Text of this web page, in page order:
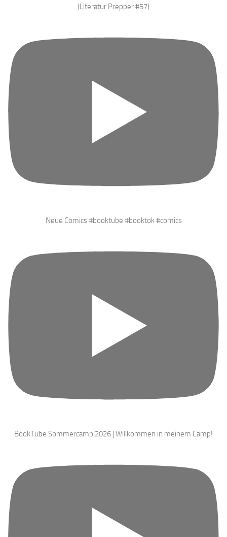
(Literatur Prepper #57)
Neue Comics #booktube #booktok #comics
BookTube Sommercamp 2026 | Willkommen in meinem Camp!